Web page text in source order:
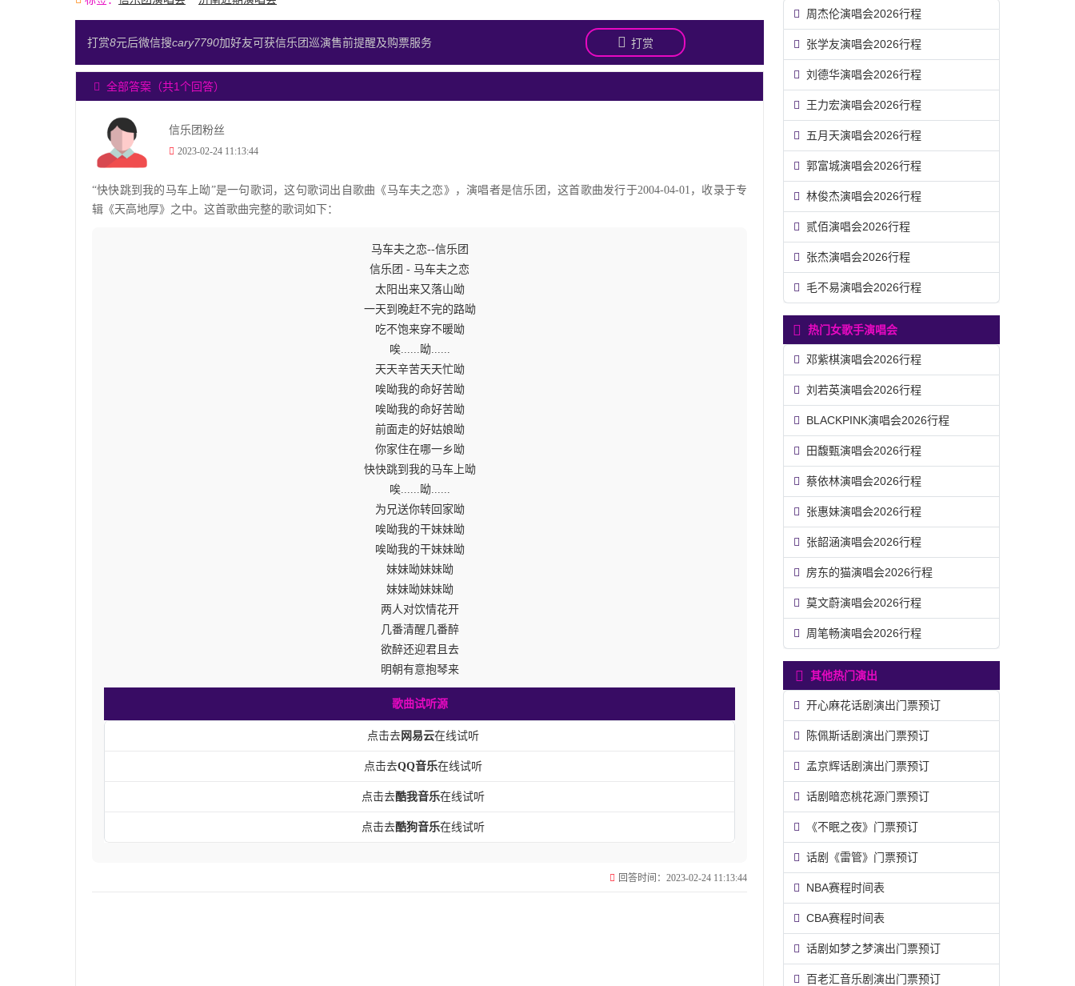
打赏8元后微信搜cary7790加好友可获信乐团巡演售前提醒及购票服务 打赏
全部答案（共1个回答）
信乐团粉丝
2023-02-24 11:13:44
“快快跳到我的马车上呦”是一句歌词，这句歌词出自歌曲《马车夫之恋》，演唱者是信乐团，这首歌曲发行于2004-04-01，收录于专
辑《天高地厚》之中。这首歌曲完整的歌词如下：
马车夫之恋--信乐团
信乐团 - 马车夫之恋
太阳出来又落山呦
一天到晚赶不完的路呦
吃不饱来穿不暖呦
唉......呦......
天天辛苦天天忙呦
唉呦我的命好苦呦
唉呦我的命好苦呦
前面走的好姑娘呦
你家住在哪一乡呦
快快跳到我的马车上呦
唉......呦......
为兄送你转回家呦
唉呦我的干妹妹呦
唉呦我的干妹妹呦
妹妹呦妹妹呦
妹妹呦妹妹呦
两人对饮情花开
几番清醒几番醉
欲醉还迎君且去
明朝有意抱琴来
歌曲试听源
点击去网易云在线试听
点击去QQ音乐在线试听
点击去酷我音乐在线试听
点击去酷狗音乐在线试听
回答时间：2023-02-24 11:13:44
周杰伦演唱会2026行程
张学友演唱会2026行程
刘德华演唱会2026行程
王力宏演唱会2026行程
五月天演唱会2026行程
郭富城演唱会2026行程
林俊杰演唱会2026行程
贰佰演唱会2026行程
张杰演唱会2026行程
毛不易演唱会2026行程
热门女歌手演唱会
邓紫棋演唱会2026行程
刘若英演唱会2026行程
BLACKPINK演唱会2026行程
田馥甄演唱会2026行程
蔡依林演唱会2026行程
张惠妹演唱会2026行程
张韶涵演唱会2026行程
房东的猫演唱会2026行程
莫文蔚演唱会2026行程
周笔畅演唱会2026行程
其他热门演出
开心麻花话剧演出门票预订
陈佩斯话剧演出门票预订
孟京辉话剧演出门票预订
话剧暗恋桃花源门票预订
《不眠之夜》门票预订
话剧《雷管》门票预订
NBA赛程时间表
CBA赛程时间表
话剧如梦之梦演出门票预订
百老汇音乐剧演出门票预订